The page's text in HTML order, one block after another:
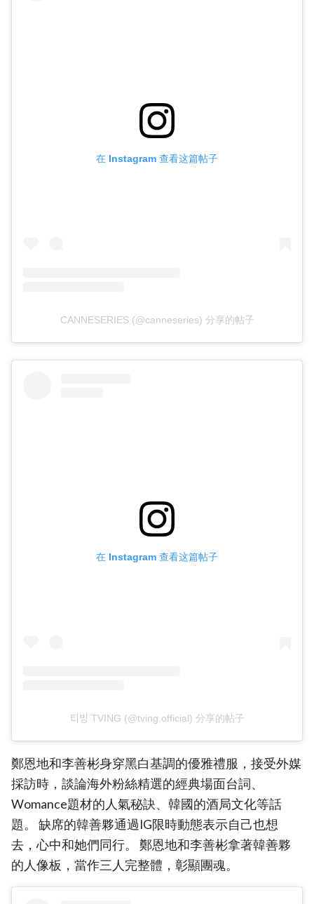
在 Instagram 查看这篇帖子
CANNESERIES (@canneseries) 分享的帖子
在 Instagram 查看这篇帖子
티빙 TVING (@tving.official) 分享的帖子
鄭恩地和李善彬身穿黑白基調的優雅禮服，接受外媒
採訪時，談論海外粉絲精選的經典場面台詞、
Womance題材的人氣秘訣、韓國的酒局文化等話
題。 缺席的韓善夥通過IG限時動態表示自己也想
去，心中和她們同行。 鄭恩地和李善彬拿著韓善夥
的人像板，當作三人完整體，彰顯團魂。